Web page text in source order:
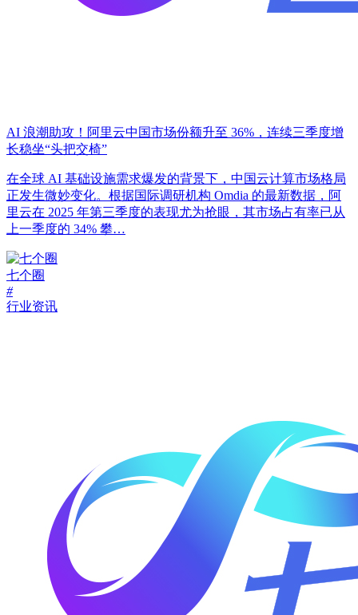
AI 浪潮助攻！阿里云中国市场份额升至 36%，连续三季度增
长稳坐“头把交椅”
在全球 AI 基础设施需求爆发的背景下，中国云计算市场格局
正发生微妙变化。根据国际调研机构 Omdia 的最新数据，阿
里云在 2025 年第三季度的表现尤为抢眼，其市场占有率已从
上一季度的 34% 攀…
七个圈
#
行业资讯